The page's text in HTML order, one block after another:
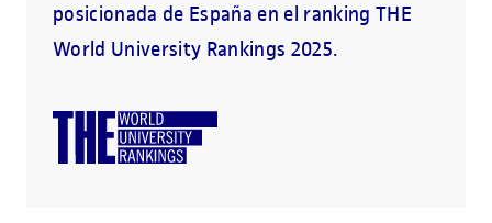
posicionada de España en el ranking THE
World University Rankings 2025.